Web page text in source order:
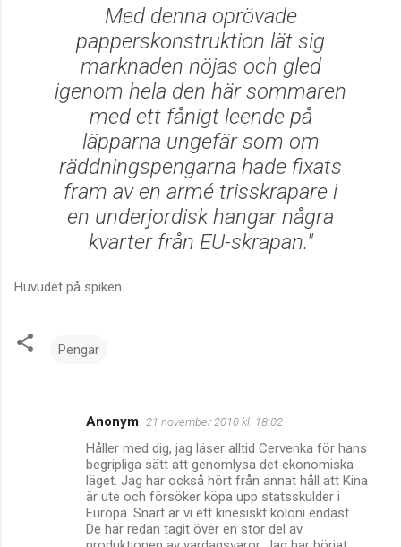
Med denna oprövade
papperskonstruktion lät sig
marknaden nöjas och gled
igenom hela den här sommaren
med ett fånigt leende på
läpparna ungefär som om
räddningspengarna hade fixats
fram av en armé trisskrapare i
en underjordisk hangar några
kvarter från EU-skrapan."
Huvudet på spiken.
Pengar
Anonym 21 november 2010 kl. 18:02
Håller med dig, jag läser alltid Cervenka för hans
begripliga sätt att genomlysa det ekonomiska
läget. Jag har också hört från annat håll att Kina
är ute och försöker köpa upp statsskulder i
Europa. Snart är vi ett kinesiskt koloni endast.
De har redan tagit över en stor del av